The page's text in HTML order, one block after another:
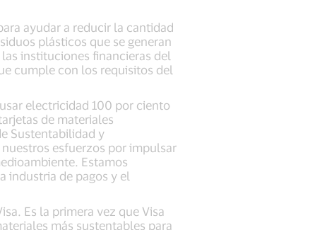
ayudar a reducir la cantidad
plásticos que se generan
instituciones financieras del
cumple con los requisitos del
electricidad 100 por ciento
de materiales
Sustentabilidad y
esfuerzos por impulsar
Estamos
industria de pagos y el
Es la primera vez que Visa
más sustentables para